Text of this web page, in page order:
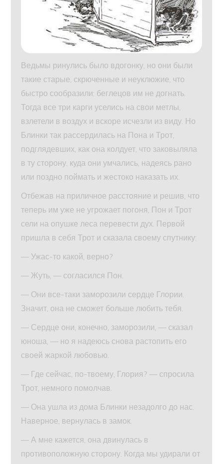
Ведьмы ринулись было вдогонку, но они были
такие старые, скрюченные и неуклюжие, что
быстро сообразили: беглецов им не догнать.
Тогда все три карги уселись на свои метлы,
взлетели в воздух и вскоре исчезли из виду. Но
Блинки так рассердилась на Пона и Трот,
подглядевших, как она колдует, что заковыляла
в ту сторону, куда они умчались, надеясь рано
или поздно поймать и жестоко наказать их.
Отбежав на приличное расстояние и решив, что
теперь им уже не угрожает погоня, Пон и Трот
сели на опушке леса перевести дух. Первой
пришла в себя Трот и сказала своему спутнику:
— Ужас-то какой, верно?
— Жуть, — согласился Пон.
— Они все-таки заморозили сердце Глории.
Значит, она не сможет больше любить тебя.
— Сердце они, конечно, заморозили, — сказал
юноша, — но я надеюсь снова растопить его
своей жаркой любовью.
— Где сейчас, по-твоему, Глория? — спросила
Трот, немного помолчав.
— Она ушла из дома Блинки незадолго до нас.
Наверное, вернулась в замок.
— А мне кажется, она двинулась в
противоположную сторону. Когда мы удирали от